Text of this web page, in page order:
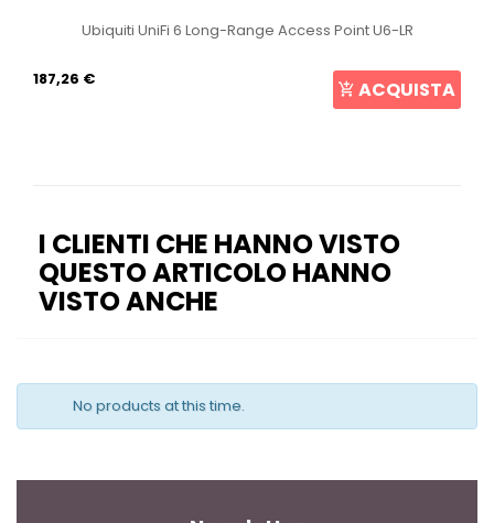
Ubiquiti UniFi 6 Long-Range Access Point U6-LR
187,26 € ACQUISTA
I CLIENTI CHE HANNO VISTO
QUESTO ARTICOLO HANNO
VISTO ANCHE
No products at this time.